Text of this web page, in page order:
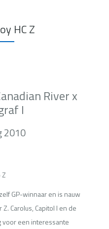
HC Z
River x
I
2010
GP-winnaar en is nauw
Carolus, Capitol I en de
voor een interessante